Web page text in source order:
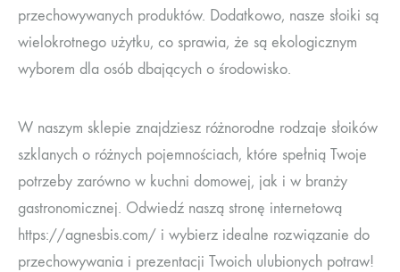
przechowywanych produktów. Dodatkowo, nasze słoiki są
wielokrotnego użytku, co sprawia, że są ekologicznym
wyborem dla osób dbających o środowisko.
W naszym sklepie znajdziesz różnorodne rodzaje słoików
szklanych o różnych pojemnościach, które spełnią Twoje
potrzeby zarówno w kuchni domowej, jak i w branży
gastronomicznej. Odwiedź naszą stronę internetową
https://agnesbis.com/ i wybierz idealne rozwiązanie do
przechowywania i prezentacji Twoich ulubionych potraw!